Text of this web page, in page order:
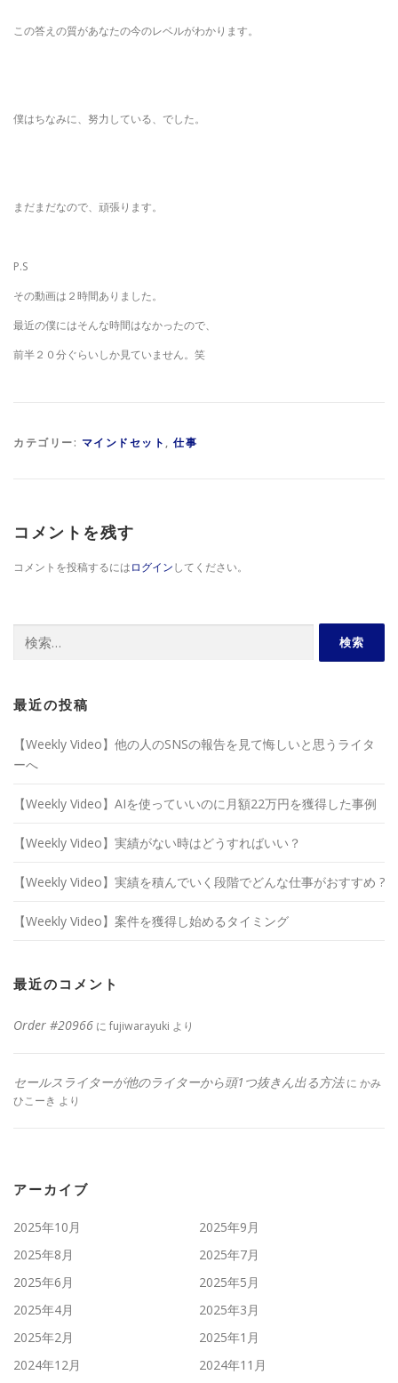
この答えの質があなたの今のレベルがわかります。
僕はちなみに、努力している、でした。
まだまだなので、頑張ります。
P.S
その動画は２時間ありました。
最近の僕にはそんな時間はなかったので、
前半２０分ぐらいしか見ていません。笑
カテゴリー: マインドセット , 仕事
コメントを残す
コメントを投稿するにはログインしてください。
索:
最近の投稿
【Weekly Video】他の人のSNSの報告を見て悔しいと思うライタ
ーへ
【Weekly Video】AIを使っていいのに月額22万円を獲得した事例
【Weekly Video】実績がない時はどうすればいい？
【Weekly Video】実績を積んでいく段階でどんな仕事がおすすめ ?
【Weekly Video】案件を獲得し始めるタイミング
最近のコメント
Order #20966 に fujiwarayuki より
セールスライターが他のライターから頭1つ抜きん出る方法に かみ
ひこーき より
アーカイブ
2025年10月
2025年9月
2025年8月
2025年7月
2025年6月
2025年5月
2025年4月
2025年3月
2025年2月
2025年1月
2024年12月
2024年11月